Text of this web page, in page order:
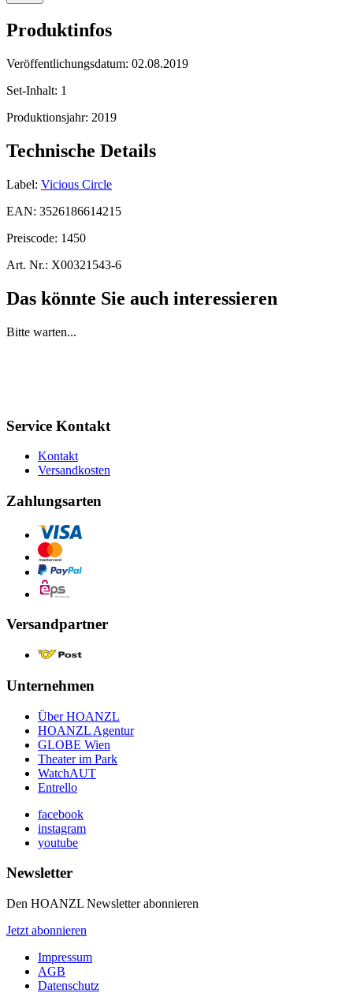
Produktinfos
Veröffentlichungsdatum: 02.08.2019
Set-Inhalt: 1
Produktionsjahr: 2019
Technische Details
Label: Vicious Circle
EAN: 3526186614215
Preiscode: 1450
Art. Nr.: X00321543-6
Das könnte Sie auch interessieren
Bitte warten...
Service Kontakt
Kontakt
Versandkosten
Zahlungsarten
Versandpartner
Unternehmen
Über HOANZL
HOANZL Agentur
GLOBE Wien
Theater im Park
WatchAUT
Entrello
facebook
instagram
youtube
Newsletter
Den HOANZL Newsletter abonnieren
Jetzt abonnieren
Impressum
AGB
Datenschutz